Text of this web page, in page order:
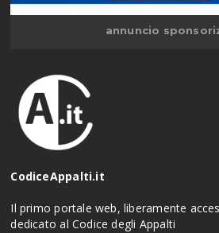
annuncio
CodiceAppalti.it
Il primo portale web, liberamente
dedicato al Codice degli Appalti